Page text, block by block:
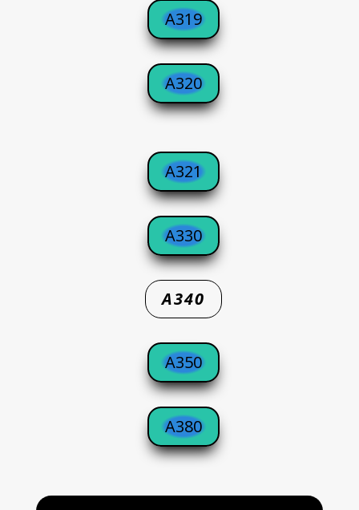
A319
A320
A321
A330
A340
A350
A380